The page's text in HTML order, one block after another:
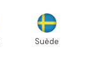
Suède